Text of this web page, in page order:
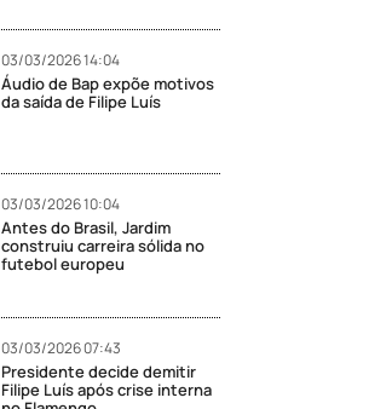
03/03/2026 14:04
Áudio de Bap expõe motivos
da saída de Filipe Luís
03/03/2026 10:04
Antes do Brasil, Jardim
construiu carreira sólida no
futebol europeu
03/03/2026 07:43
Presidente decide demitir
Filipe Luís após crise interna